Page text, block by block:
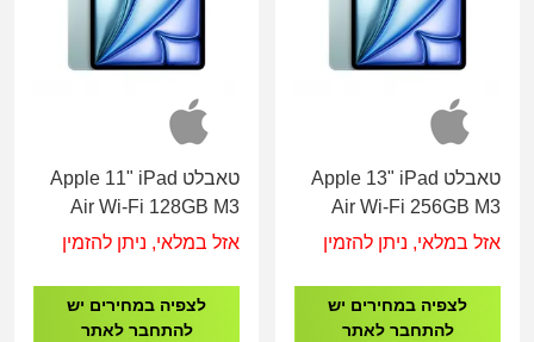
טאבלט Apple 13" iPad
Air Wi-Fi 256GB M3
MCNP4KN/A Blue
אזל במלאי, ניתן להזמין
לצפיה במחירים יש
להתחבר לאתר
טאבלט Apple 11" iPad
Air Wi-Fi 128GB M3
MC9X4KN/A Blue
אזל במלאי, ניתן להזמין
לצפיה במחירים יש
להתחבר לאתר